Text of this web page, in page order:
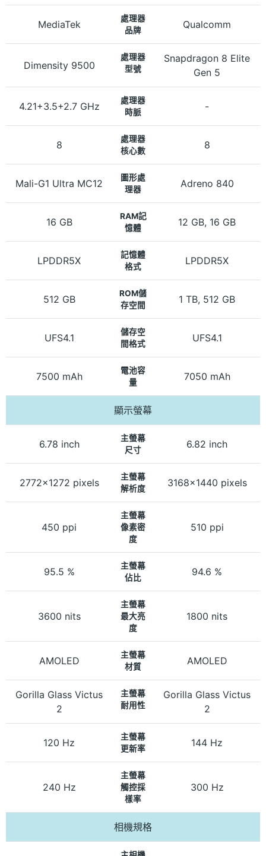
MediaTek
處理器
品牌
Qualcomm
Dimensity 9500
處理器
型號
Snapdragon 8 Elite
Gen 5
4.21+3.5+2.7 GHz
處理器
時脈
-
8
處理器
核心數
8
Mali-G1 Ultra MC12
圖形處
理器
Adreno 840
16 GB
RAM記
憶體
12 GB, 16 GB
LPDDR5X
記憶體
格式
LPDDR5X
512 GB
ROM儲
存空間
1 TB, 512 GB
UFS4.1
儲存空
間格式
UFS4.1
7500 mAh
電池容
量
7050 mAh
顯示螢幕
6.78 inch
主螢幕
尺寸
6.82 inch
2772x1272 pixels
主螢幕
解析度
3168x1440 pixels
450 ppi
主螢幕
像素密
度
510 ppi
95.5 %
主螢幕
佔比
94.6 %
3600 nits
主螢幕
最大亮
度
1800 nits
AMOLED
主螢幕
材質
AMOLED
Gorilla Glass Victus
2
主螢幕
耐用性
Gorilla Glass Victus
2
120 Hz
主螢幕
更新率
144 Hz
240 Hz
主螢幕
觸控採
樣率
300 Hz
相機規格